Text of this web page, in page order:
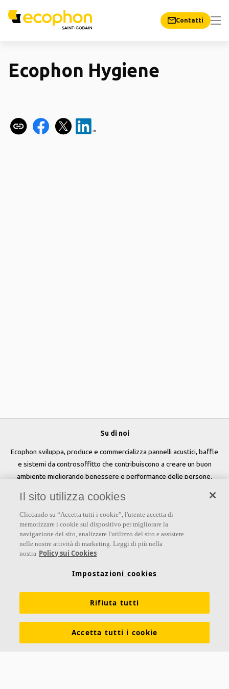
Contatti
Ecophon Hygiene
Su di noi
Ecophon sviluppa, produce e commercializza pannelli acustici, baffle
e sistemi da controsoffitto che contribuiscono a creare un buon
ambiente migliorando benessere e performance delle persone.
Seguici
Links
Dichiarazioni di Performance Informazioni legali
Scarica le nostre brochure Segnalazioni Whistleblowing
Il sito utilizza cookies
Cliccando su “Accetta tutti i cookie”, l'utente accetta di
memorizzare i cookie sul dispositivo per migliorare la
navigazione del sito, analizzare l'utilizzo del sito e assistere
nelle nostre attività di marketing. Leggi di più nella
nostra Policy sui Cookies
Impostazioni cookies
Rifiuta tutti
Accetta tutti i cookie